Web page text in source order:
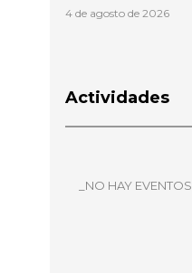
4 de agosto de 2026
Actividades
_NO HAY EVENTOS